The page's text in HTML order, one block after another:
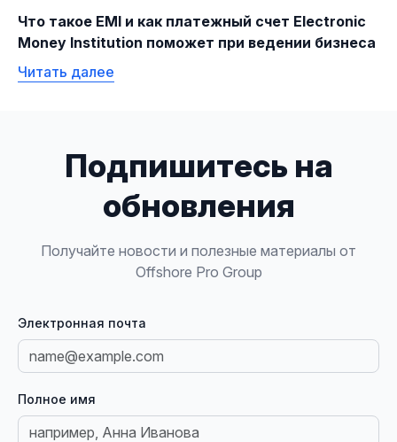
Что такое EMI и как платежный счет Electronic
Money Institution поможет при ведении бизнеса
Читать далее
Подпишитесь на
обновления
Получайте новости и полезные материалы от
Offshore Pro Group
Электронная почта
Полное имя